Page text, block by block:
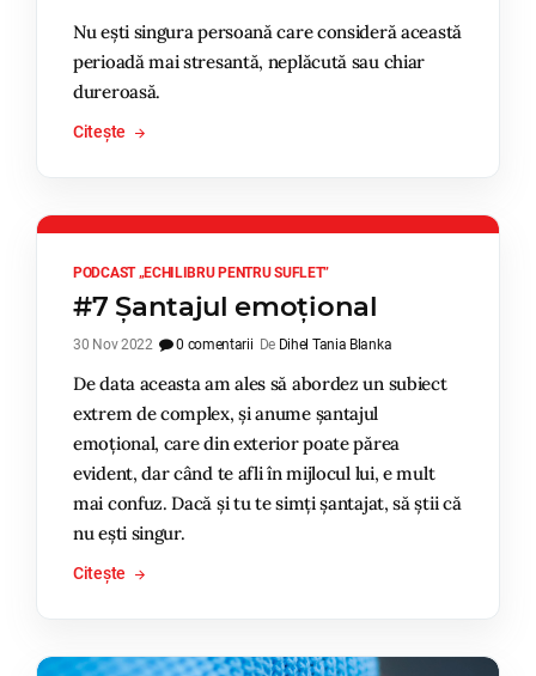
Nu ești singura persoană care consideră această
perioadă mai stresantă, neplăcută sau chiar
dureroasă.
Citește
PODCAST „ECHILIBRU PENTRU SUFLET”
#7 Șantajul emoțional
30 Nov 2022 0 comentarii De Dihel Tania Blanka
De data aceasta am ales să abordez un subiect
extrem de complex, și anume șantajul
emoțional, care din exterior poate părea
evident, dar când te afli în mijlocul lui, e mult
mai confuz. Dacă și tu te simți șantajat, să știi că
nu ești singur.
Citește